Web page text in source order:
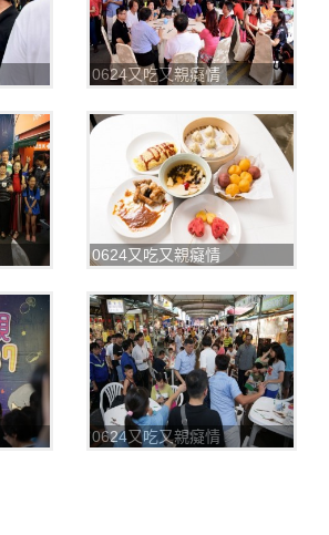
0624又吃又親癡情
0624又吃又親癡情
0624又吃又親癡情